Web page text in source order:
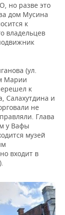
но разве это
дом Мусина
к
владельцев
(ул.
Марии
к
Салахутдина и
не
Глава
у Вафы
музей
входит в